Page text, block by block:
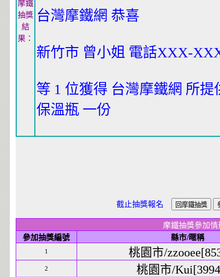
摩鐵
抽獎
結
果：
台灣摩鐵網 恭喜
新竹市 曾小姐 電話XXX-
等 1 位獲得 台灣摩鐵網 所
保溫瓶 一份
截止抽獎報名
摩鐵抽獎參加情
參加抽獎編號
縣市/暱稱
1 桃園市/
2 桃園市/